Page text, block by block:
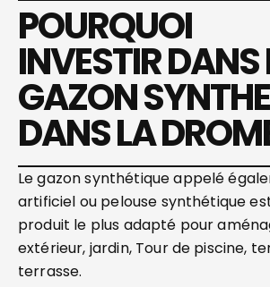
POURQUOI
INVESTIR DANS
GAZON
DANS LA
Le gazon synthétique appelé
artificiel ou pelouse synthétique
produit le plus adapté pour
extérieur, jardin, Tour de piscine,
terrasse.